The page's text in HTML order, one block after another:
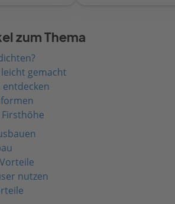
zum Thema
gemacht
nutzen